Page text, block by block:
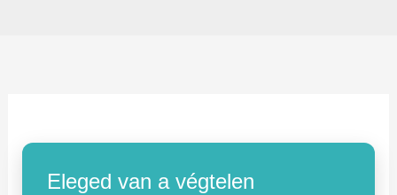
Eleged van a végtelen